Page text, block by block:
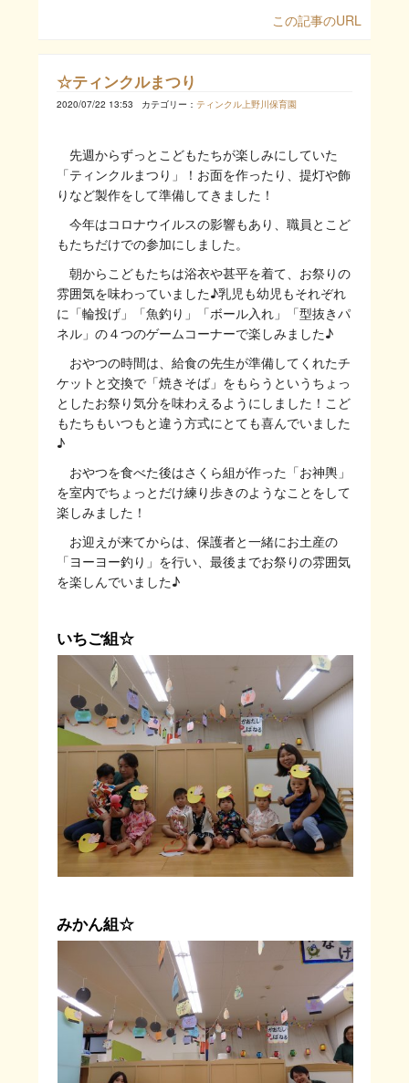
この記事のURL
☆ティンクルまつり
2020/07/22 13:53 カテゴリー： ティンクル上野川保育園
先週からずっとこどもたちが楽しみにしていた
「ティンクルまつり」！お面を作ったり、提灯や飾
りなど製作をして準備してきました！
今年はコロナウイルスの影響もあり、職員とこど
もたちだけでの参加にしました。
朝からこどもたちは浴衣や甚平を着て、お祭りの
雰囲気を味わっていました♪乳児も幼児もそれぞれ
に「輪投げ」「魚釣り」「ボール入れ」「型抜きパ
ネル」の４つのゲームコーナーで楽しみました♪
おやつの時間は、給食の先生が準備してくれたチ
ケットと交換で「焼きそば」をもらうというちょっ
としたお祭り気分を味わえるようにしました！こど
もたちもいつもと違う方式にとても喜んでいました
♪
おやつを食べた後はさくら組が作った「お神輿」
を室内でちょっとだけ練り歩きのようなことをして
楽しみました！
お迎えが来てからは、保護者と一緒にお土産の
「ヨーヨー釣り」を行い、最後までお祭りの雰囲気
を楽しんでいました♪
いちご組☆
みかん組☆